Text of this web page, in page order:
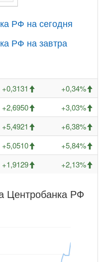
РФ на сегодня
РФ на завтра
+0,3131
+0,34%
+2,6950
+3,03%
+5,4921
+6,38%
+5,0510
+5,84%
+1,9129 +2,13%
Центробанка РФ